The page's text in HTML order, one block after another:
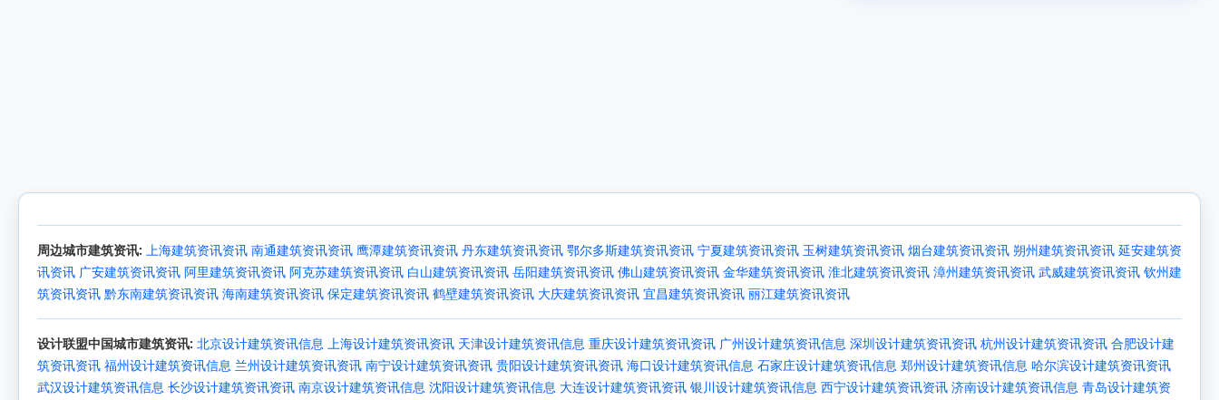
周边城市建筑资讯: 上海建筑资讯资讯 南通建筑资讯资讯 鹰潭建筑资讯资讯 丹东建筑资讯资讯 鄂尔多斯建筑资讯资讯 宁夏建筑资讯资讯 玉树建筑资讯资讯 烟台建筑资讯资讯 朔州建筑资讯资讯 延安建筑资
讯资讯 广安建筑资讯资讯 阿里建筑资讯资讯 阿克苏建筑资讯资讯 白山建筑资讯资讯 岳阳建筑资讯资讯 佛山建筑资讯资讯 金华建筑资讯资讯 淮北建筑资讯资讯 漳州建筑资讯资讯 武威建筑资讯资讯 钦州建
筑资讯资讯 黔东南建筑资讯资讯 海南建筑资讯资讯 保定建筑资讯资讯 鹤壁建筑资讯资讯 大庆建筑资讯资讯 宜昌建筑资讯资讯 丽江建筑资讯资讯
设计联盟中国城市建筑资讯: 北京设计建筑资讯信息 上海设计建筑资讯资讯 天津设计建筑资讯信息 重庆设计建筑资讯资讯 广州设计建筑资讯信息 深圳设计建筑资讯资讯 杭州设计建筑资讯资讯 合肥设计建
筑资讯资讯 福州设计建筑资讯信息 兰州设计建筑资讯资讯 南宁设计建筑资讯资讯 贵阳设计建筑资讯资讯 海口设计建筑资讯信息 石家庄设计建筑资讯信息 郑州设计建筑资讯信息 哈尔滨设计建筑资讯资讯
武汉设计建筑资讯信息 长沙设计建筑资讯资讯 南京设计建筑资讯信息 沈阳设计建筑资讯信息 大连设计建筑资讯资讯 银川设计建筑资讯信息 西宁设计建筑资讯资讯 济南设计建筑资讯信息 青岛设计建筑资